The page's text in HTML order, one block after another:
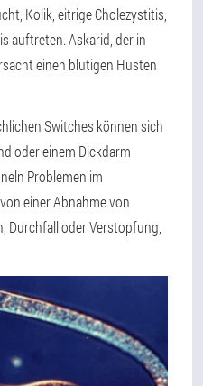
Kolik, eitrige Cholezystitis,
auftreten. Askarid, der in
einen blutigen Husten
Switches können sich
oder einem Dickdarm
Problemen im
einer Abnahme von
Durchfall oder Verstopfung,